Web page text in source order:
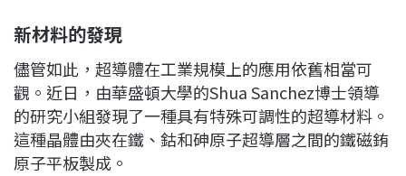
新材料的發現
儘管如此，超導體在工業規模上的應用依舊相當可
觀。近日，由華盛頓大學的Shua Sanchez博士領導
的研究小組發現了一種具有特殊可調性的超導材料。
這種晶體由夾在鐵、鈷和砷原子超導層之間的鐵磁銪
原子平板製成。